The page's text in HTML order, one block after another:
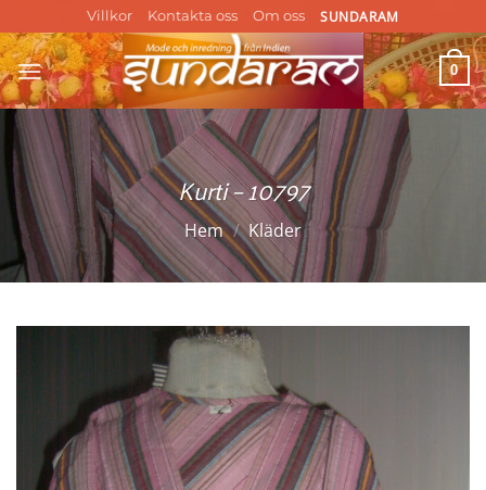
to
content
Villkor Kontakta oss Om oss SUNDARAM
0
Kurti – 10797
Hem / Kläder